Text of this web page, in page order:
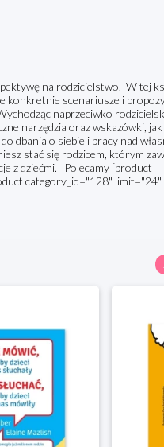
na rodzicielstwo. W tej
konkretnie scenariusze i
naprzeciwko
narzędzia oraz wskazówki, jak
dbania o siebie i pracy nad
stać się rodzicem, którym
z dziećmi. Polecamy [product
category_id="128"